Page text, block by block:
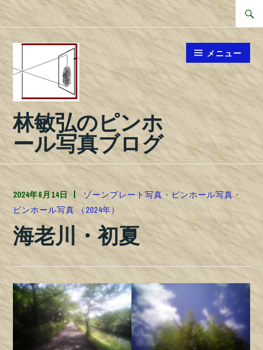
ン
テ
ン
ツ
ッ
プ
索
対
象:
林敏弘のピンホ
ール写真ブログ
メニュー
2024年6月14日 TOSHIPHOTO
ゾーンプレート写真 ・ ピンホール写真・
ピンホール写真 （2024年）
海老川・初夏